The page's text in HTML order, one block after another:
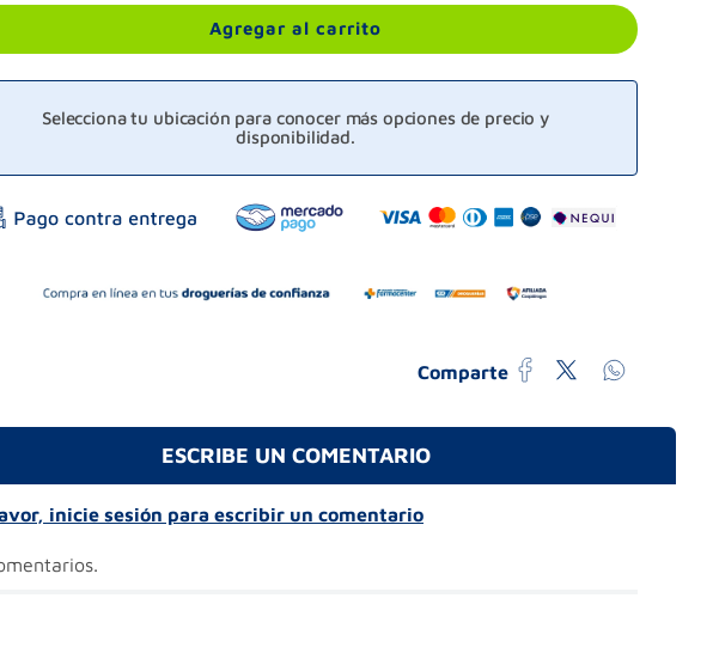
Agregar al carrito
Selecciona tu ubicación para conocer más opciones de precio y
disponibilidad.
Comparte
ESCRIBE UN COMENTARIO
inicie sesión para escribir un comentario